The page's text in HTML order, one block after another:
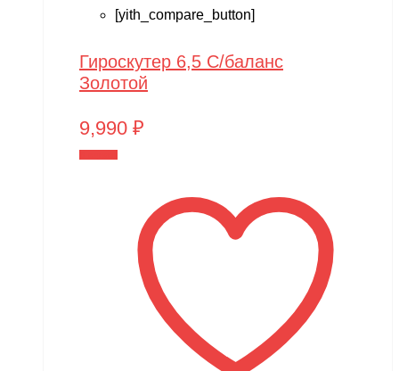
[yith_compare_button]
Гироскутер 6,5 С/баланс
Золотой
9,990 ₽